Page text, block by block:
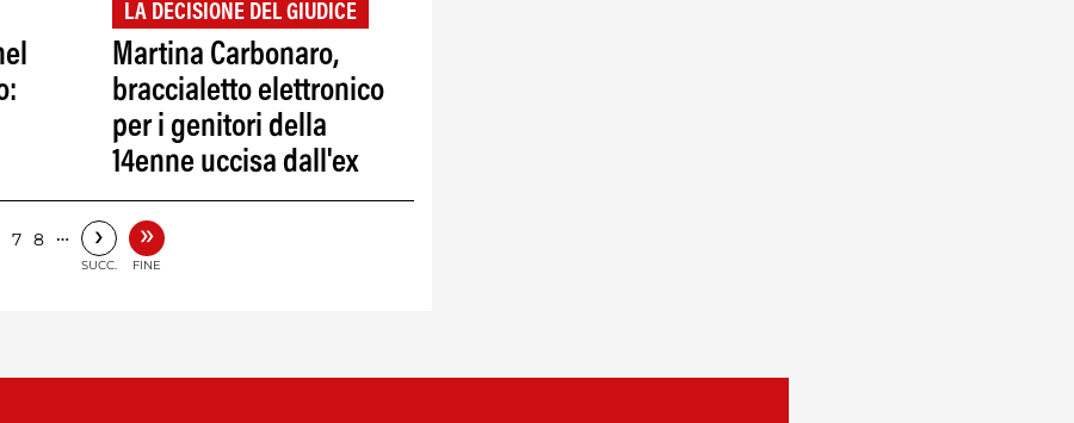
LA DECISIONE DEL GIUDICE
Martina Carbonaro,
braccialetto elettronico
per i genitori della
14enne uccisa dall'ex
7 8 … ›
SUCC.
»
FINE